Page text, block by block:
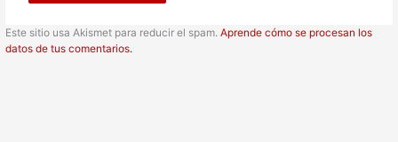
Este sitio usa Akismet para reducir el spam.Aprende cómo se procesan los
datos de tus comentarios.